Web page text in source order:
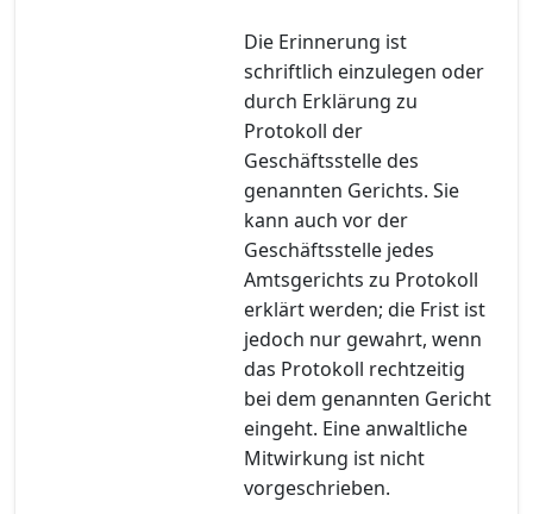
Die Erinnerung ist
schriftlich einzulegen oder
durch Erklärung zu
Protokoll der
Geschäftsstelle des
genannten Gerichts. Sie
kann auch vor der
Geschäftsstelle jedes
Amtsgerichts zu Protokoll
erklärt werden; die Frist ist
jedoch nur gewahrt, wenn
das Protokoll rechtzeitig
bei dem genannten Gericht
eingeht. Eine anwaltliche
Mitwirkung ist nicht
vorgeschrieben.